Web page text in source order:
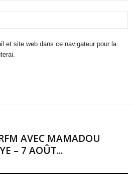
et site web dans ce navigateur pour la
AVEC MAMADOU
– 7 AOÛT...